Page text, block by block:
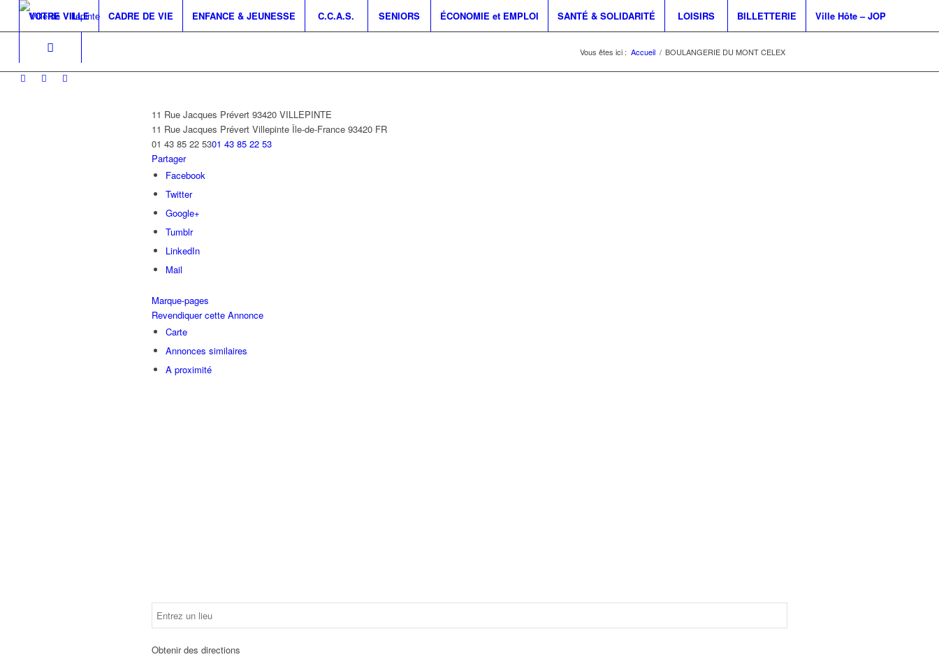
VOTRE VILLE CADRE DE VIE ENFANCE & JEUNESSE C.C.A.S. SENIORS ÉCONOMIE et EMPLOI SANTÉ & SOLIDARITÉ LOISIRS BILLETTERIE Ville Hôte – JOP
Vous êtes ici : Accueil / BOULANGERIE DU MONT CELEX
11 Rue Jacques Prévert 93420 VILLEPINTE
11 Rue Jacques Prévert Villepinte Île-de-France 93420 FR
01 43 85 22 5301 43 85 22 53
Partager
Facebook
Twitter
Google+
Tumblr
LinkedIn
Mail
Marque-pages
Revendiquer cette Annonce
Carte
Annonces similaires
A proximité
Obtenir des directions